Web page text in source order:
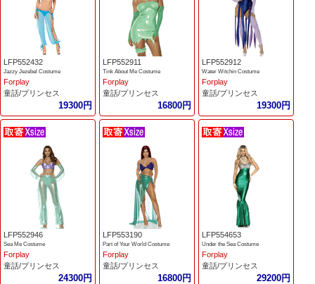
LFP552432
Jazzy Jezebel Costume
Forplay
童話/プリンセス
19300円
LFP552911
Tink About Me Costume
Forplay
童話/プリンセス
16800円
LFP552912
Water Witchin Costume
Forplay
童話/プリンセス
19300円
LFP552946
Sea Me Costume
Forplay
童話/プリンセス
24300円
LFP553190
Part of Your World Costume
Forplay
童話/プリンセス
16800円
LFP554653
Under the Sea Costume
Forplay
童話/プリンセス
29200円